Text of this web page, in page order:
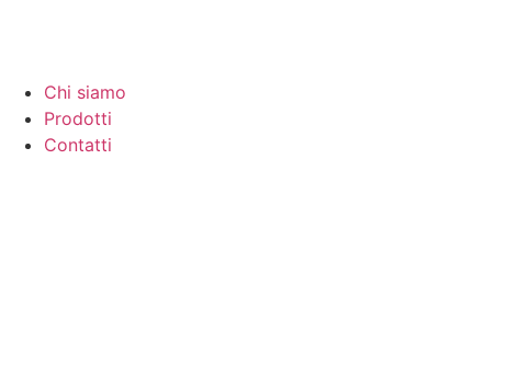
Chi siamo
Prodotti
Contatti